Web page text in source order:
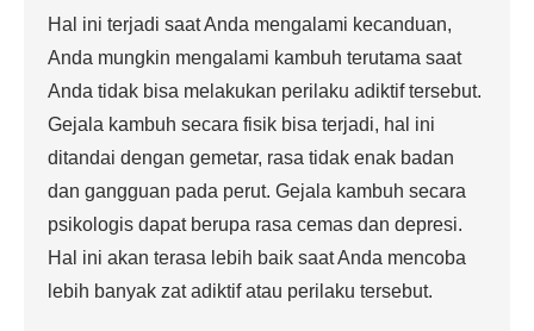
Hal ini terjadi saat Anda mengalami kecanduan,
Anda mungkin mengalami kambuh terutama saat
Anda tidak bisa melakukan perilaku adiktif tersebut.
Gejala kambuh secara fisik bisa terjadi, hal ini
ditandai dengan gemetar, rasa tidak enak badan
dan gangguan pada perut. Gejala kambuh secara
psikologis dapat berupa rasa cemas dan depresi.
Hal ini akan terasa lebih baik saat Anda mencoba
lebih banyak zat adiktif atau perilaku tersebut.